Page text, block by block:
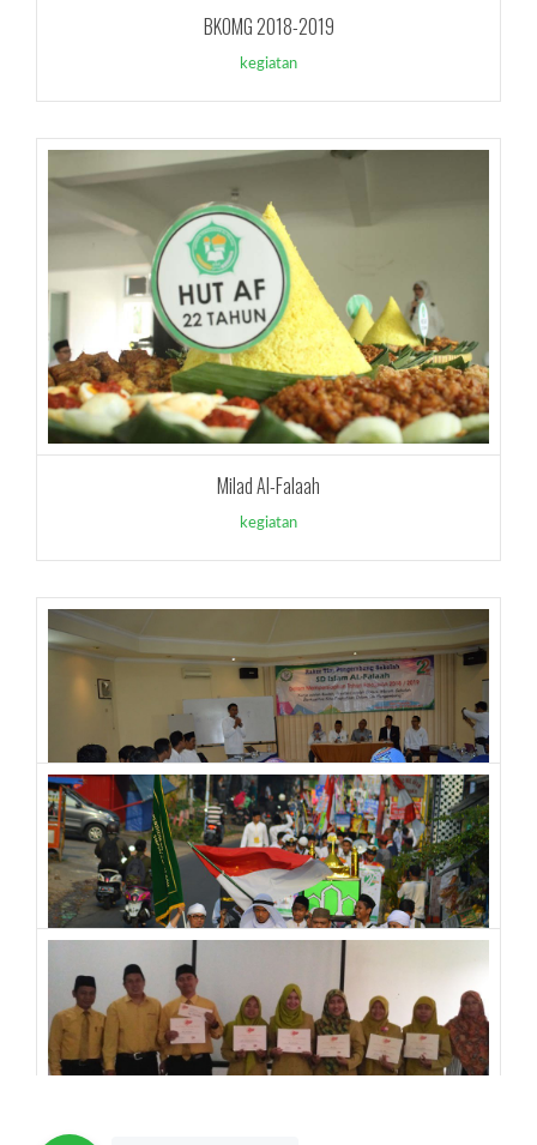
BKOMG 2018-2019
kegiatan
Milad Al-Falaah
kegiatan
Rapat Kerja SD
kegiatan